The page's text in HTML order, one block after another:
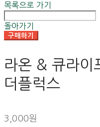
목록으로 가기
돌아가기
구매하기
라온 & 큐라이
더플럭스
3,000원